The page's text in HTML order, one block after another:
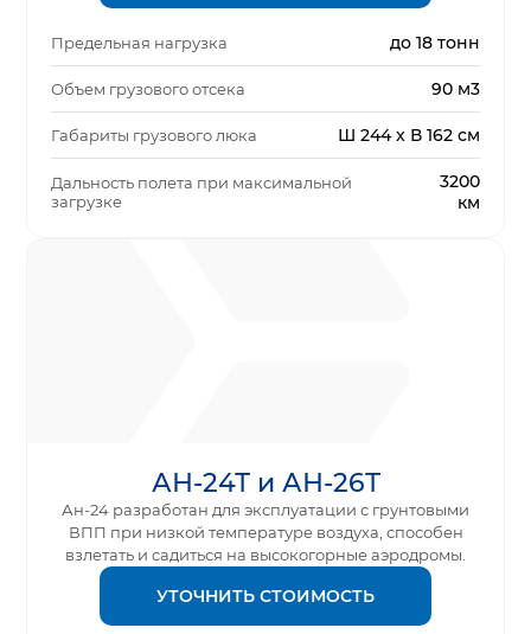
Предельная нагрузка до 18 тонн
Объем грузового отсека 90 м3
Габариты грузового люка Ш 244 x В 162 см
Дальность полета при максимальной
загрузке
3200
км
АН-24Т и АН-26Т
Ан-24 разработан для эксплуатации с грунтовыми
ВПП при низкой температуре воздуха, способен
взлетать и садиться на высокогорные аэродромы.
УТОЧНИТЬ СТОИМОСТЬ